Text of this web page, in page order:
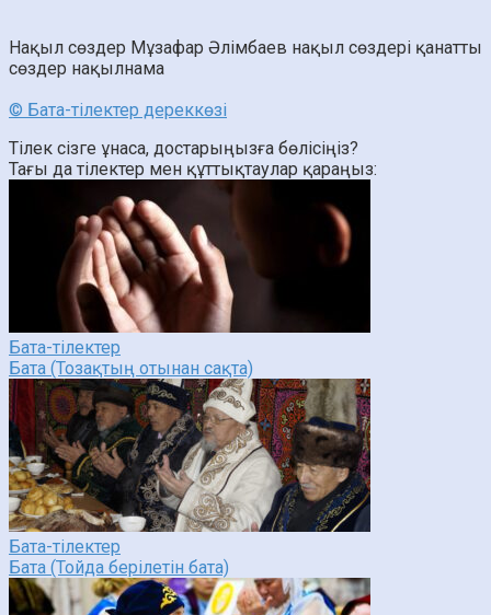
Нақыл сөздер Мұзафар Әлімбаев нақыл сөздері қанатты
сөздер нақылнама
© Бата-тілектер дереккөзі
Тілек сізге ұнаса, достарыңызға бөлісіңіз?
Тағы да тілектер мен құттықтаулар қараңыз:
Бата-тілектер
Бата (Тозақтың отынан сақта)
Бата-тілектер
Бата (Тойда берілетін бата)